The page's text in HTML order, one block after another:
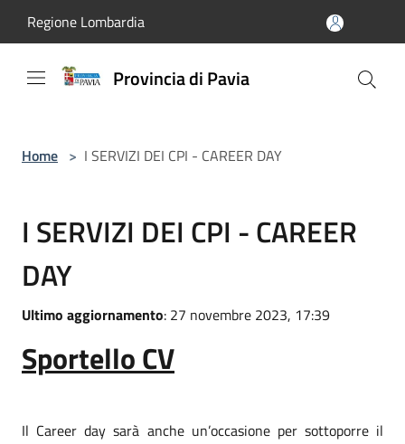
Regione Lombardia
Provincia di Pavia
Home > I SERVIZI DEI CPI - CAREER DAY
I SERVIZI DEI CPI - CAREER
DAY
Ultimo aggiornamento: 27 novembre 2023, 17:39
Sportello CV
Il Career day sarà anche un’occasione per sottoporre il